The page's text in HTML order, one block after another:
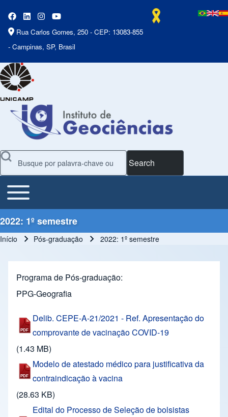
Rua Carlos Gomes, 250 - CEP: 13083-855
- Campinas, SP, Brasil
Search
Main Menu
Toggle main menu
2022: 1º semestre
Início Pós-graduação 2022: 1º semestre
Programa de Pós-graduação
PPG-Geografia
Delib. CEPE-A-21/2021 - Ref. Apresentação do
comprovante de vacinação COVID-19
(1.43 MB)
Modelo de atestado médico para justificativa da
contraindicação à vacina
(28.63 KB)
Edital do Processo de Seleção de bolsistas